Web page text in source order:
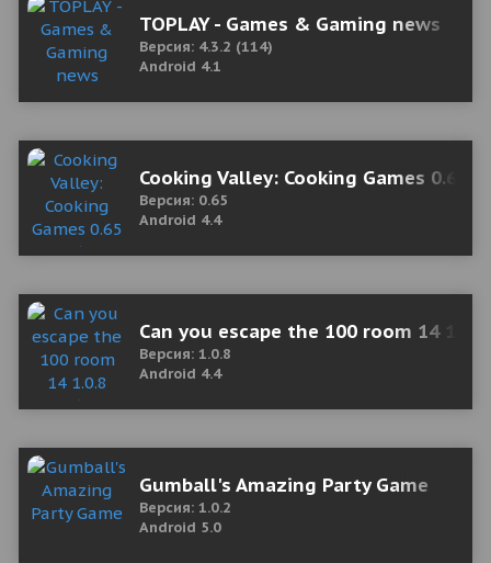
TOPLAY - Games & Gaming news
Версия: 4.3.2 (114)
Android 4.1
Cooking Valley: Cooking Games 0.65
Версия: 0.65
Android 4.4
Can you escape the 100 room 14
Версия: 1.0.8
Android 4.4
Gumball's Amazing Party Game
Версия: 1.0.2
Android 5.0